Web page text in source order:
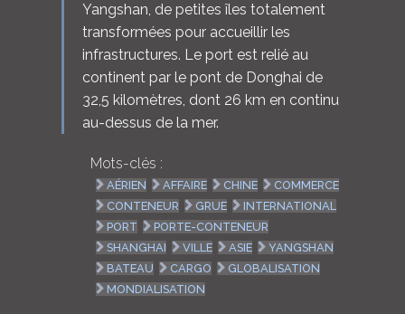
Yangshan, de petites îles totalement
transformées pour accueillir les
infrastructures. Le port est relié au
continent par le pont de Donghai de
32,5 kilomètres, dont 26 km en continu
au-dessus de la mer.
Mots-clés :
AÉRIEN AFFAIRE CHINE
COMMERCE
CONTENEUR
GRUE
INTERNATIONAL
PORT
PORTE-CONTENEUR
SHANGHAI
VILLE ASIE
YANGSHAN
BATEAU
CARGO
GLOBALISATION
MONDIALISATION